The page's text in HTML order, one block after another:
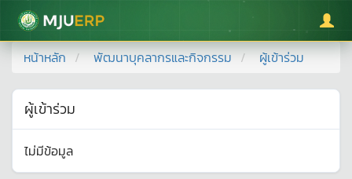
มหาวิทยาลัยแม่โจ้
หน้าหลัก พัฒนาบุคลากรและกิจกรรม ผู้เข้าร่วม
ผู้เข้าร่วม
ไม่มีข้อมูล